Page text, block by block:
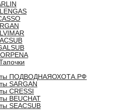
ПОДВОДНАЯОХОТА.РФ
SARGAN
CRESSI
BEUCHAT
SEACSUB